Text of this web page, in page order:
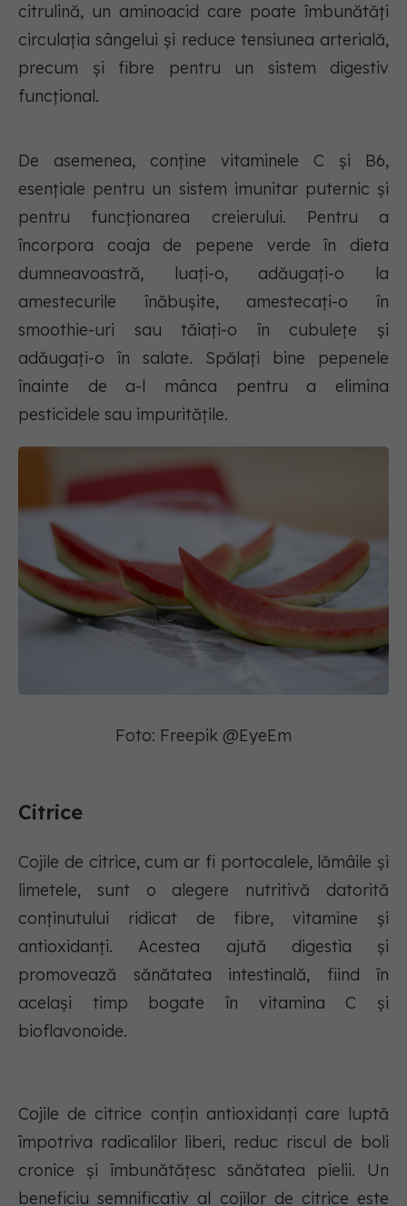
citrulină, un aminoacid care poate îmbunătăți
circulația sângelui și reduce tensiunea arterială,
precum și fibre pentru un sistem digestiv
funcțional.
De asemenea, conține vitaminele C și B6,
esențiale pentru un sistem imunitar puternic și
pentru funcționarea creierului. Pentru a
încorpora coaja de pepene verde în dieta
dumneavoastră, luați-o, adăugați-o la
amestecurile înăbușite, amestecați-o în
smoothie-uri sau tăiați-o în cubulețe și
adăugați-o în salate. Spălați bine pepenele
înainte de a-l mânca pentru a elimina
pesticidele sau impuritățile.
Foto: Freepik @EyeEm
Citrice
Cojile de citrice, cum ar fi portocalele, lămâile și
limetele, sunt o alegere nutritivă datorită
conținutului ridicat de fibre, vitamine și
antioxidanți. Acestea ajută digestia și
promovează sănătatea intestinală, fiind în
același timp bogate în vitamina C și
bioflavonoide.
Cojile de citrice conțin antioxidanți care luptă
împotriva radicalilor liberi, reduc riscul de boli
cronice și îmbunătățesc sănătatea pielii. Un
beneficiu semnificativ al cojilor de citrice este